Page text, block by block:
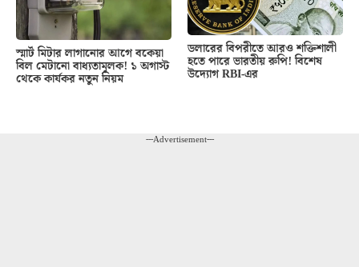
স্মার্ট মিটার লাগানোর আগে বকেয়া
বিল মেটানো বাধ্যতামূলক! ১ অগাস্ট
থেকে কার্যকর নতুন নিয়ম
ডলারের বিপরীতে আরও শক্তিশালী
হতে পারে ভারতীয় রুপি! বিশেষ
উদ্যোগ RBI-এর
---Advertisement---